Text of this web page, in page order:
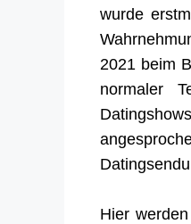
wurde
2021 beim
normaler
Dating
Hier